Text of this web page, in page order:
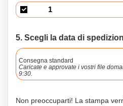
5. Scegli la data di
Consegna standard
Caricate e approvate i vostri file
9:30.
Non preoccuparti! La stampa